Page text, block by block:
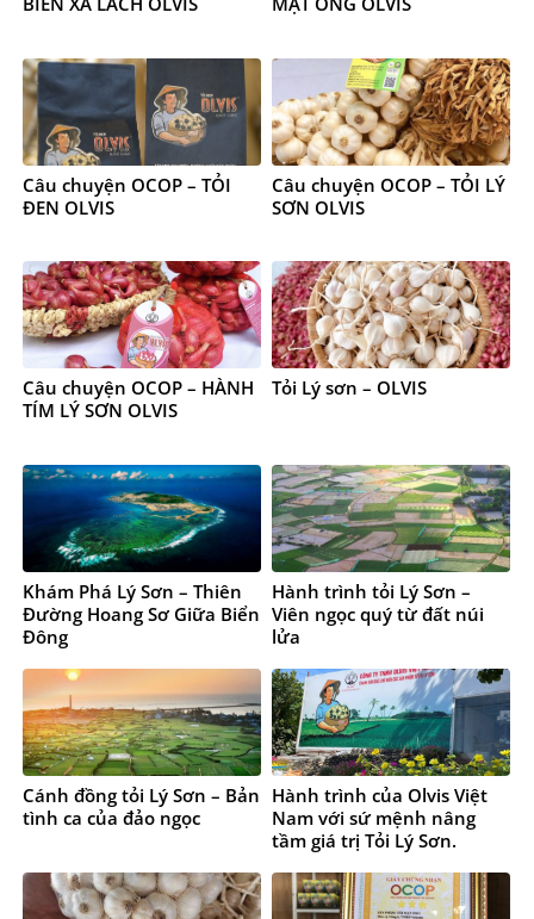
Câu chuyện OCOP – TỎI
ĐEN OLVIS
Câu chuyện OCOP – TỎI LÝ
SƠN OLVIS
Câu chuyện OCOP – HÀNH
TÍM LÝ SƠN OLVIS
Tỏi Lý sơn – OLVIS
Khám Phá Lý Sơn – Thiên
Đường Hoang Sơ Giữa Biển
Đông
Hành trình tỏi Lý Sơn –
Viên ngọc quý từ đất núi
lửa
Cánh đồng tỏi Lý Sơn – Bản
tình ca của đảo ngọc
Hành trình của Olvis Việt
Nam với sứ mệnh nâng
tầm giá trị Tỏi Lý Sơn.